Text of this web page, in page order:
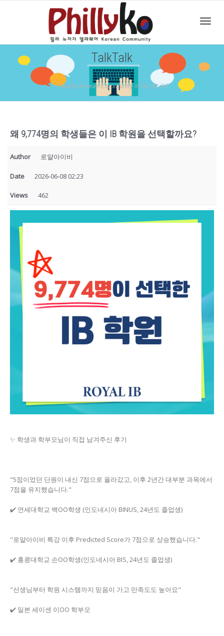
TalkTalk
PhillyKo Korean Community in PA, NJ, DE
왜 9,774명의 학생들은 이 IB 학원을 선택할까요?
Author 로얄아이비
Date 2026-06-08 02:23
Views 462
✨ 학생과 학부모님이 직접 남겨주신 후기
"5점이었던 단원이 내신 7점으로 올라갔고, 이후 2년간 대부분 과목에서
7점을 유지했습니다."
✔️ 연세대학교 백OO학생 (인도네시아 BINUS, 24년도 졸업생)
"로얄아이비 특강 이후 Predicted Score가 7점으로 상승했습니다."
✔️ 홍콩대학교 손OO학생(인도네시아 BIS, 24년도 졸업생)
"선생님부터 학원 시스템까지 믿음이 가고 만족도도 높아요"
✔️ 일본 세이센 이OO 학부모